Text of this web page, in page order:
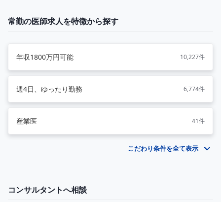
常勤の医師求人を特徴から探す
年収1800万円可能 10,227件
週4日、ゆったり勤務 6,774件
産業医 41件
こだわり条件を全て表示
コンサルタントへ相談